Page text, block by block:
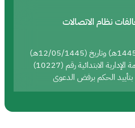
نظام الاتصالات
رقم (45114202/ق/1445هـ) وتاريخ (12/05/1445هـ)
الصادر بشأنه حكم محكمة الإدارية الابتدائية رقم (10227)